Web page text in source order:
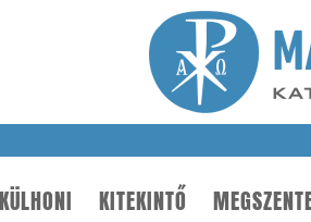
KÜLHONI KITEKINTŐ